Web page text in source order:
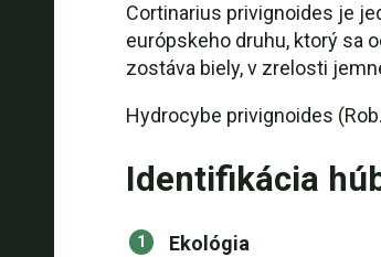
Cortinarius privignoides je
európskeho druhu, ktorý sa
zostáva biely, v zrelosti
Hydrocybe privignoides
Identifikácia
Ekológia